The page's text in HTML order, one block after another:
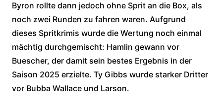
Byron rollte dann jedoch ohne Sprit an die Box, als
noch zwei Runden zu fahren waren. Aufgrund
dieses Spritkrimis wurde die Wertung noch einmal
mächtig durchgemischt: Hamlin gewann vor
Buescher, der damit sein bestes Ergebnis in der
Saison 2025 erzielte. Ty Gibbs wurde starker Dritter
vor Bubba Wallace und Larson.